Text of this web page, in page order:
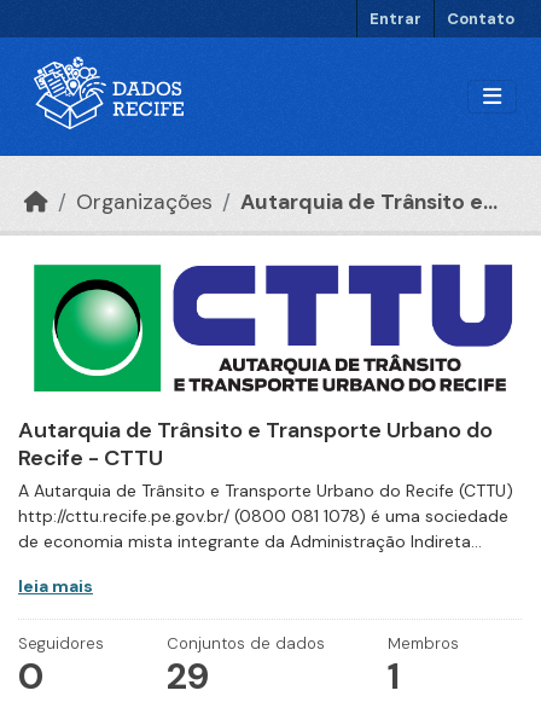
Entrar Contato
Organizações Autarquia de Trânsito e...
Autarquia de Trânsito e Transporte Urbano do
Recife - CTTU
A Autarquia de Trânsito e Transporte Urbano do Recife (CTTU)
http://cttu.recife.pe.gov.br/ (0800 081 1078) é uma sociedade
de economia mista integrante da Administração Indireta...
leia mais
Seguidores
0
Conjuntos de dados
29
Membros
1